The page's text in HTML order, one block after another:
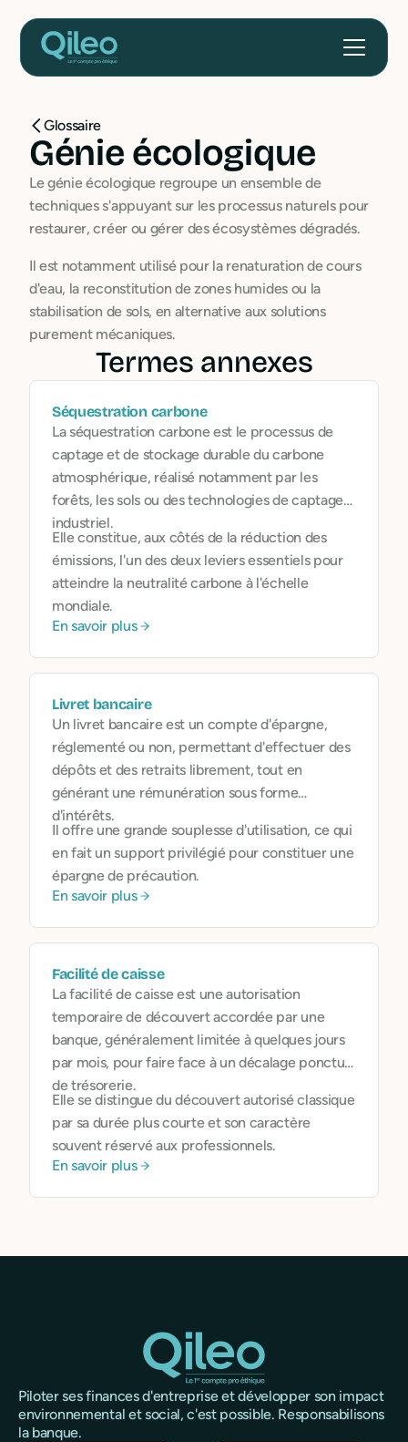
Glossaire
Génie écologique
Le génie écologique regroupe un ensemble de
techniques s'appuyant sur les processus naturels pour
restaurer, créer ou gérer des écosystèmes dégradés.
Il est notamment utilisé pour la renaturation de cours
d'eau, la reconstitution de zones humides ou la
stabilisation de sols, en alternative aux solutions
purement mécaniques.
Termes annexes
Séquestration carbone
La séquestration carbone est le processus de
captage et de stockage durable du carbone
atmosphérique, réalisé notamment par les
forêts, les sols ou des technologies de captage
industriel.
Elle constitue, aux côtés de la réduction des
émissions, l'un des deux leviers essentiels pour
atteindre la neutralité carbone à l'échelle
mondiale.
En savoir plus
Livret bancaire
Un livret bancaire est un compte d'épargne,
réglementé ou non, permettant d'effectuer des
dépôts et des retraits librement, tout en
générant une rémunération sous forme
d'intérêts.
Il offre une grande souplesse d'utilisation, ce qui
en fait un support privilégié pour constituer une
épargne de précaution.
En savoir plus
Facilité de caisse
La facilité de caisse est une autorisation
temporaire de découvert accordée par une
banque, généralement limitée à quelques jours
par mois, pour faire face à un décalage ponctuel
de trésorerie.
Elle se distingue du découvert autorisé classique
par sa durée plus courte et son caractère
souvent réservé aux professionnels.
En savoir plus
Piloter ses finances d'entreprise et développer son impact
environnemental et social, c'est possible. Responsabilisons
la banque.